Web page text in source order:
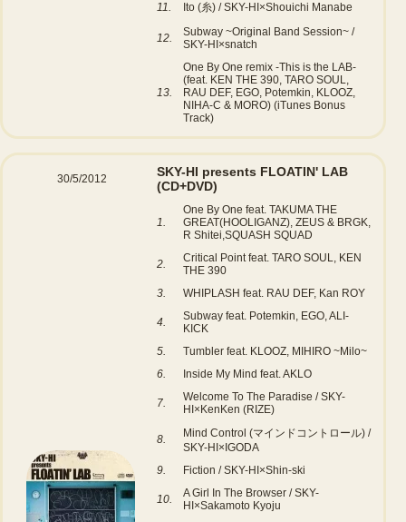
11.
Ito (糸) / SKY-HI×Shouichi Manabe
12.
Subway ~Original Band Session~ /
SKY-HI×snatch
13.
One By One remix -This is the LAB-
(feat. KEN THE 390, TARO SOUL,
RAU DEF, EGO, Potemkin, KLOOZ,
NIHA-C & MORO) (iTunes Bonus
Track)
30/5/2012
SKY-HI presents FLOATIN' LAB
(CD+DVD)
1.
One By One feat. TAKUMA THE
GREAT(HOOLIGANZ), ZEUS & BRGK,
R Shitei,SQUASH SQUAD
2.
Critical Point feat. TARO SOUL, KEN
THE 390
3.
WHIPLASH feat. RAU DEF, Kan ROY
4.
Subway feat. Potemkin, EGO, ALI-
KICK
5.
Tumbler feat. KLOOZ, MIHIRO ~Milo~
6.
Inside My Mind feat. AKLO
7.
Welcome To The Paradise / SKY-
HI×KenKen (RIZE)
8.
Mind Control (マインドコントロール) /
SKY-HI×IGODA
9.
Fiction / SKY-HI×Shin-ski
10.
A Girl In The Browser / SKY-
HI×Sakamoto Kyoju